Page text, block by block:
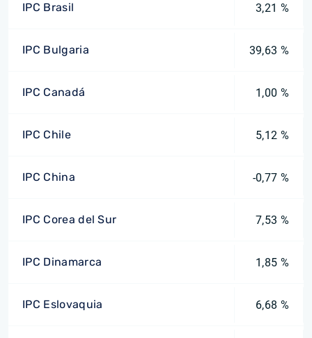
IPC Brasil 3,21 %
IPC Bulgaria 39,63 %
IPC Canadá 1,00 %
IPC Chile 5,12 %
IPC China -0,77 %
IPC Corea del Sur 7,53 %
IPC Dinamarca 1,85 %
IPC Eslovaquia 6,68 %